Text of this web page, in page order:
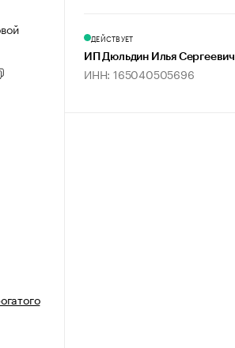
ДЕЙСТВУЕТ
ИП Дюльдин Илья Сергеевич
ИНН: 165040505696